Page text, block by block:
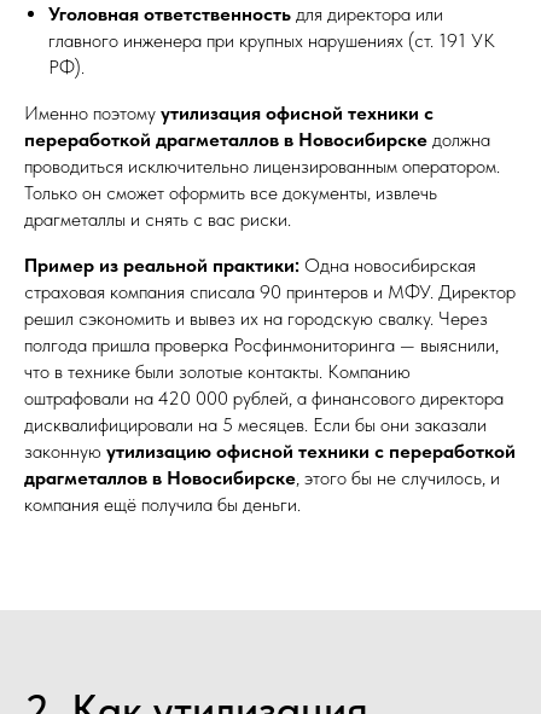
Уголовная ответственность для директора или
главного инженера при крупных нарушениях (ст. 191 УК
РФ).
Именно поэтому утилизация офисной техники с
переработкой драгметаллов в Новосибирске должна
проводиться исключительно лицензированным оператором.
Только он сможет оформить все документы, извлечь
драгметаллы и снять с вас риски.
Пример из реальной практики: Одна новосибирская
страховая компания списала 90 принтеров и МФУ. Директор
решил сэкономить и вывез их на городскую свалку. Через
полгода пришла проверка Росфинмониторинга — выяснили,
что в технике были золотые контакты. Компанию
оштрафовали на 420 000 рублей, а финансового директора
дисквалифицировали на 5 месяцев. Если бы они заказали
законную утилизацию офисной техники с переработкой
драгметаллов в Новосибирске , этого бы не случилось, и
компания ещё получила бы деньги.